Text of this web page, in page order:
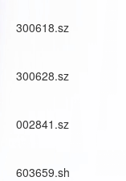
300618.sz
300628.sz
002841.sz
603659.sh